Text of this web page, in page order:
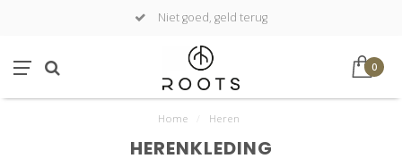
Niet goed, geld terug
0
Home Heren
HERENKLEDING